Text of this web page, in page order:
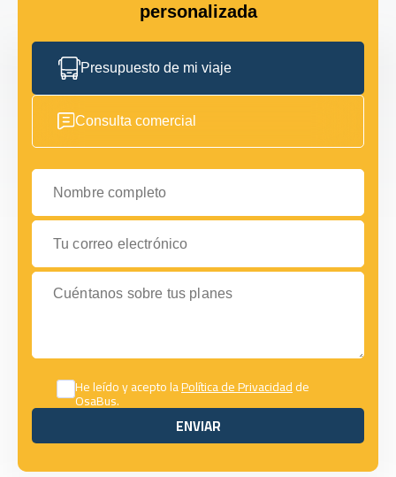
personalizada
Presupuesto de mi viaje
Consulta comercial
Nombre completo
Tu correo electrónico
Cuéntanos sobre tus planes
He leído y acepto laPolítica de Privacidadde
OsaBus.
ENVIAR
ENVIAR